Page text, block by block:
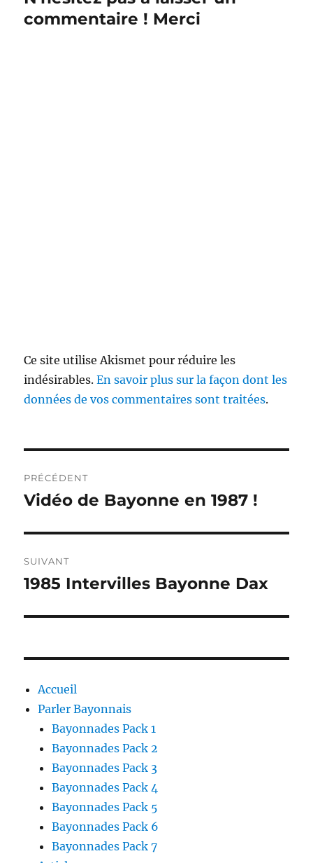
commentaire ! Merci
Ce site utilise Akismet pour réduire les
indésirables.En savoir plus sur la façon dont les
données de vos commentaires sont traitées.
de
PRÉCÉDENT
Publication
Vidéo de Bayonne en 1987 !
SUIVANT
Publication
1985 Intervilles Bayonne Dax
Accueil
Parler Bayonnais
Bayonnades Pack 1
Bayonnades Pack 2
Bayonnades Pack 3
Bayonnades Pack 4
Bayonnades Pack 5
Bayonnades Pack 6
Bayonnades Pack 7